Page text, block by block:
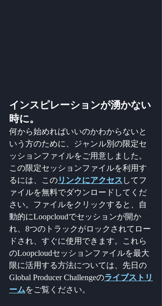
インスピレーションが湧かない
時に。
何から始めればいいのかわからないと
いう方のために、ジャンル別の限定セ
ッションファイルをご用意しました。
この限定セッションファイルを利用す
るには、このリンクにアクセス してフ
ァイルを無料でダウンロードしてくだ
さい。ファイルをクリックすると、自
動的にLoopcloudでセッションが開か
れ、8つのトラックがロックされてロー
ドされ、すぐに使用できます。これら
のLoopcloudセッションファイルを最大
限に活用する方法については、先日の
Global Producer Challengeのライブストリ
ームをご覧ください。